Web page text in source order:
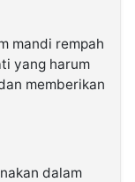
mandi rempah
yang harum
memberikan
dalam